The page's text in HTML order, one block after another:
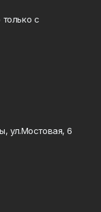
с
ул.Мостовая, 6